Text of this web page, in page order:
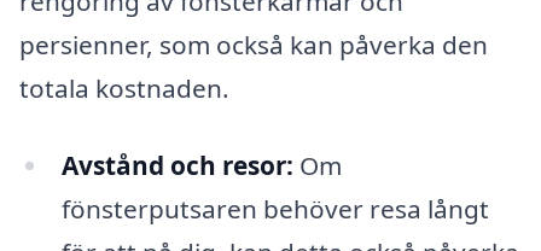
persienner, som också kan påverka den
totala kostnaden.
Avstånd och resor: Om
fönsterputsaren behöver resa långt